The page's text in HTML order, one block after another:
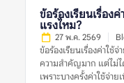
ผู้จองคนเดียว ทำไมเ
รายละเอียดมากกว่าที่พั
น้ำ ห้องนอน ห้องน้ำ ครั
หากดูรีวิวจากแหล่งเดีย
ที่สุด ตัวอย่างเช่น […]
ข้อร้องเรียนเรื่อง
แรงไหม?
27 พ.ค. 2569
ข้อร้องเรียนเรื่องค่าใ
ความสำคัญมาก แต่ไม่
เพราะบางครั้งค่าใช้จ่า